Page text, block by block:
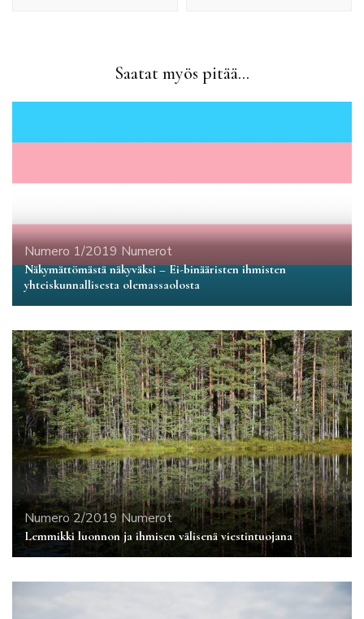
Saatat myös pitää...
Numero 1/2019 Numerot
Näkymättömästä näkyväksi – Ei-binääristen ihmisten
yhteiskunnallisesta olemassaolosta
Numero 2/2019Numerot
Lemmikki luonnon ja ihmisen välisenä viestintuojana